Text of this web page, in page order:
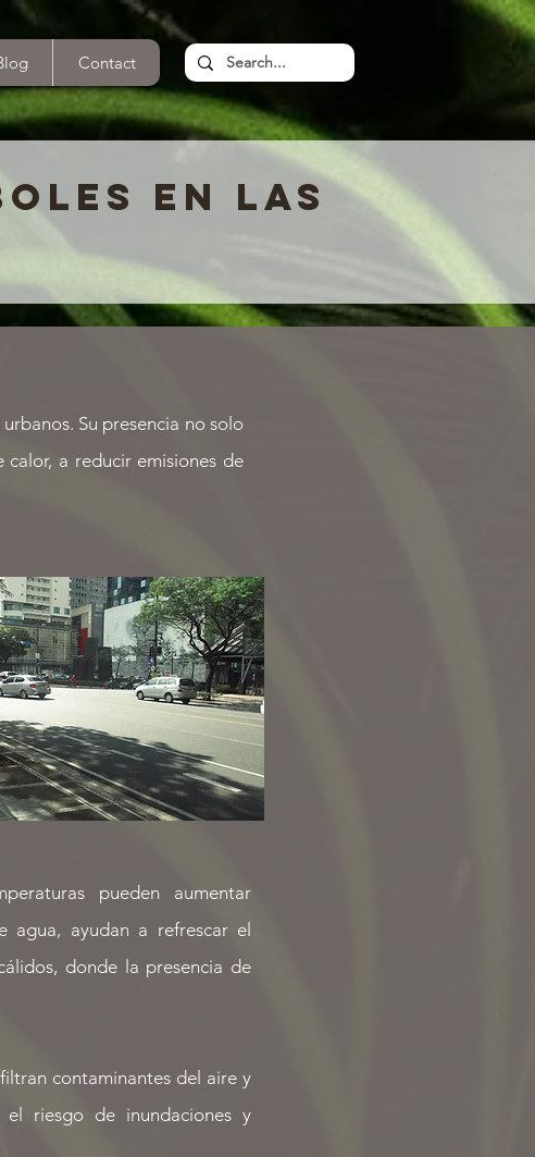
Contact
EN LAS
Su presencia no solo
a reducir emisiones de
pueden aumentar
agua, ayudan a refrescar el
donde la presencia de
contaminantes del aire y
el riesgo de inundaciones y